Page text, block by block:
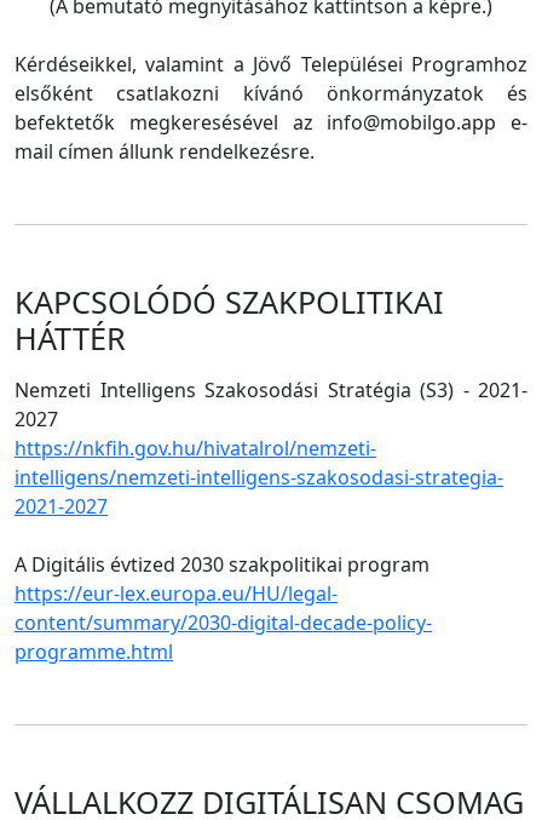
(A bemutató megnyitásához kattintson a képre.)
Kérdéseikkel, valamint a Jövő Települései Programhoz
elsőként csatlakozni kívánó önkormányzatok és
befektetők megkeresésével az info@mobilgo.app e-
mail címen állunk rendelkezésre.
KAPCSOLÓDÓ SZAKPOLITIKAI
HÁTTÉR
Nemzeti Intelligens Szakosodási Stratégia (S3) - 2021-
2027
https://nkfih.gov.hu/hivatalrol/nemzeti-
intelligens/nemzeti-intelligens-szakosodasi-strategia-
2021-2027
A Digitális évtized 2030 szakpolitikai program
https://eur-lex.europa.eu/HU/legal-
content/summary/2030-digital-decade-policy-
programme.html
VÁLLALKOZZ DIGITÁLISAN CSOMAG